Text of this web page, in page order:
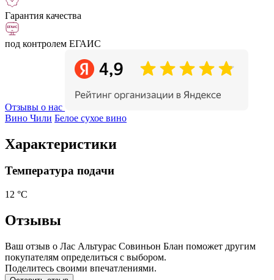
Гарантия качества
под контролем ЕГАИС
Отзывы о нас
Вино Чили Белое сухое вино
Характеристики
Температура подачи
12 °С
Отзывы
Ваш отзыв о Лас Альтурас Совиньон Блан поможет другим
покупателям определиться с выбором.
Поделитесь своими впечатлениями.